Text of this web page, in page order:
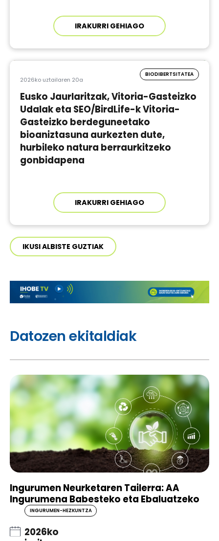
IRAKURRI GEHIAGO
2026ko uztailaren 20a
BIODIBERTSITATEA
Eusko Jaurlaritzak, Vitoria-Gasteizko
Udalak eta SEO/BirdLife-k Vitoria-
Gasteizko berdeguneetako
bioaniztasuna aurkezten dute,
hurbileko natura berraurkitzeko
gonbidapena
IRAKURRI GEHIAGO
IKUSI ALBISTE GUZTIAK
Datozen ekitaldiak
Ingurumen Neurketaren Tailerra: AA
Ingurumena Babesteko eta Ebaluatzeko
INGURUMEN-HEZKUNTZA
2026ko